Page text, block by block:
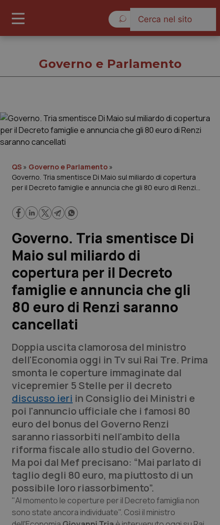
Cronache
Governo e Parlamento
Regioni e Asl
Lavoro e Professioni
Scienza e Farmaci
Studi e Analisi
Lettere al direttore
Edizioni Regionali
QS Pro
Professionisti Sanitari.AI
Abruzzo
Basilicata
Calabria
Campania
Emilia-Romagna
QS Pro Gold
Artrite & artrosi
Asma & BPCO
Car-T
Colesterolo & coronaropatie
QS Club Newsletter
Governo e Parlamento
QS » Governo e Parlamento »
Governo. Tria smentisce Di Maio sul miliardo di copertura
per il Decreto famiglie e annuncia che gli 80 euro di Renzi
Governo. Tria smentisce Di
Maio sul miliardo di
copertura per il Decreto
famiglie e annuncia che gli
80 euro di Renzi saranno
cancellati
Doppia uscita clamorosa del ministro
dell'Economia oggi in Tv sui Rai Tre. Prima
smonta le coperture immaginate dal
vicepremier 5 Stelle per il decreto
discusso ieri in Consiglio dei Ministri e
poi l'annuncio ufficiale che i famosi 80
euro del bonus del Governo Renzi
saranno riassorbiti nell'ambito della
riforma fiscale allo studio del Governo.
Ma poi dal Mef precisano: “Mai parlato di
taglio degli 80 euro, ma piuttosto di un
possibile loro riassorbimento”.
"Al momento le coperture per il Decreto famiglia non
sono state ancora individuate". Così il ministro